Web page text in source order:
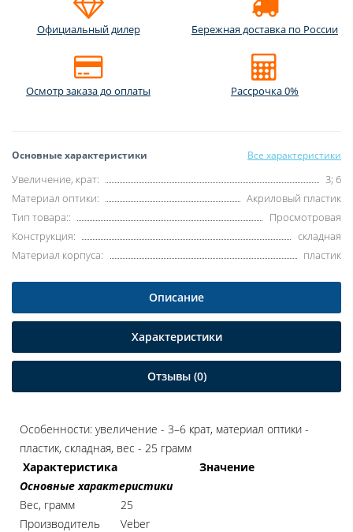
Официальный дилер Бережная доставка по России
Осмотр заказа до оплаты Рассрочка 0%
Основные характеристики Все характеристики
Увеличение, крат:
3; 6
Материал оптики:
Акриловый пластик
Тип товара::
Просмотровая
Конструкция:
складная
Материал корпуса:
пластик
Описание
Характеристики
Отзывы (0)
Особенности: увеличение - 3–6 крат, материал оптики -
пластик, складная, вес - 25 грамм
Характеристика
Значение
Основные характеристики
Вес, грамм
25
Производитель
Veber